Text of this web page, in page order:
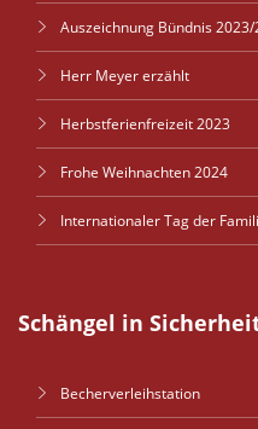
Auszeichnung Bündnis
Herr Meyer erzählt
Herbstferienfreizeit 2023
Frohe Weihnachten 2024
Internationaler Tag der
Schängel in
Becherverleihstation